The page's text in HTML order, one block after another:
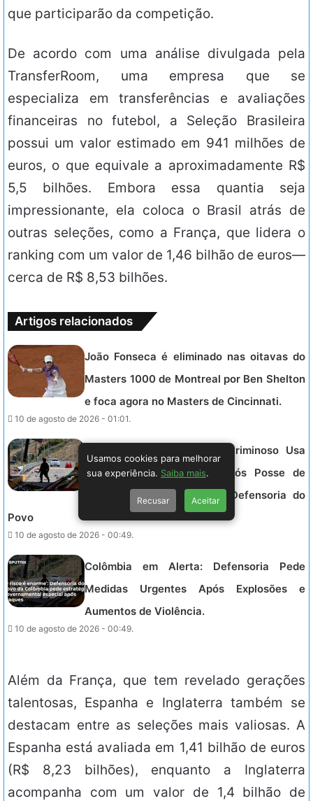
que participarão da competição.
De acordo com uma análise divulgada pela
TransferRoom, uma empresa que se
especializa em transferências e avaliações
financeiras no futebol, a Seleção Brasileira
possui um valor estimado em 941 milhões de
euros, o que equivale a aproximadamente R$
5,5 bilhões. Embora essa quantia seja
impressionante, ela coloca o Brasil atrás de
outras seleções, como a França, que lidera o
ranking com um valor de 1,46 bilhão de euros—
cerca de R$ 8,53 bilhões.
Artigos relacionados
João Fonseca é eliminado nas oitavas do
Masters 1000 de Montreal por Ben Shelton
e foca agora no Masters de Cincinnati.
10 de agosto de 2026 - 01:01.
Violência em Alta: Grupo Criminoso Usa
Explosivos na Colômbia Após Posse de
Novo Presidente, Alerta a Defensoria do
Povo
10 de agosto de 2026 - 00:49.
Colômbia em Alerta: Defensoria Pede
Medidas Urgentes Após Explosões e
Aumentos de Violência.
10 de agosto de 2026 - 00:49.
Além da França, que tem revelado gerações
talentosas, Espanha e Inglaterra também se
destacam entre as seleções mais valiosas. A
Espanha está avaliada em 1,41 bilhão de euros
(R$ 8,23 bilhões), enquanto a Inglaterra
acompanha com um valor de 1,4 bilhão de
Usamos cookies para melhorar
sua experiência. Saiba mais.
Recusar Aceitar